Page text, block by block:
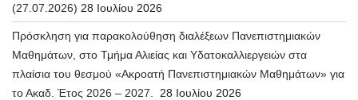
(27.07.2026) 28 Ιουλίου 2026
Πρόσκληση για παρακολούθηση διαλέξεων Πανεπιστημιακών
Μαθημάτων, στο Τμήμα Αλιείας και Υδατοκαλλιεργειών στα
πλαίσια του θεσμού «Ακροατή Πανεπιστημιακών Μαθημάτων» για
το Ακαδ. Έτος 2026 – 2027.
28 Ιουλίου 2026